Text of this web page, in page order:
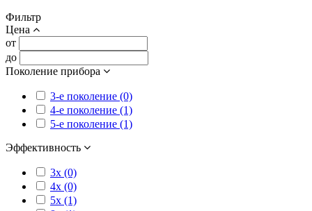
Фильтр
Цена
от
до
Поколение прибора
3-е поколение (0)
4-е поколение (1)
5-е поколение (1)
Эффективность
3x (0)
4x (0)
5x (1)